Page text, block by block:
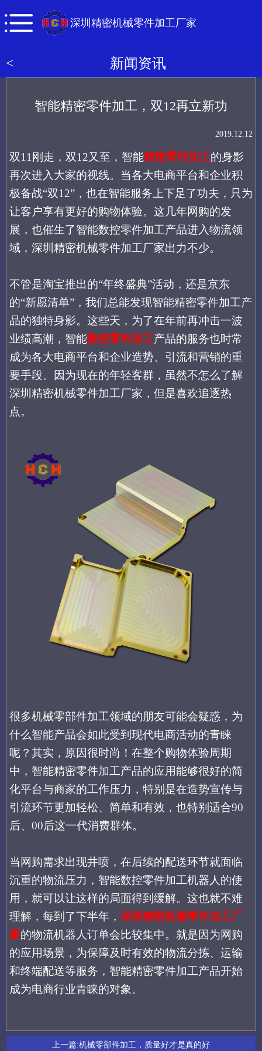
深圳精密机械零件加工厂家
< 新闻资讯
智能精密零件加工，双12再立新功
2019.12.12
双11刚走，双12又至，智能精密零件加工的身影
再次进入大家的视线。当各大电商平台和企业积
极备战“双12”， 也在智能服务上下足了功夫，只为
让客户享有更好的购物体验。这几年网购的发
展，也催生了智能数控零件加工产品进入物流领
域，深圳精密机械零件加工厂家出力不少。
不管是淘宝推出的“年终盛典”活动， 还是京东
的“新愿清单”， 我们总能发现智能精密零件加工产
品的独特身影。这些天，为了在年前再冲击一波
业绩高潮， 智能数控零件加工产品的服务也时常
成为各大电商平台和企业造势、引流和营销的重
要手段。
因为现在的年轻客群，虽然不怎么了解
深圳精密机械零件加工厂家，但是喜欢追逐热
点。
很多机械零部件加工领域的朋友可能会疑惑，为
什么智能产品会如此受到现代电商活动的青睐
呢？其实 ， 原因很时尚 ！ 在整个购物体验周期
中 ， 智能精密零件加工产品的应用能够很好的简
化平台与商家的工作压力， 特别是在造势宣传与
引流环节更加轻松、简单和有效 ，也特别适合90
后、00后这一代消费群体。
当网购需求出现井喷，在后续的配送环节就面临
沉重的物流压力 ， 智能数控零件加工机器人的使
用，就可以让这样的局面得到缓解。这也就不难
理解，每到了下半年， 深圳精密机械零件加工厂
家的物流机器人订单会比较集中。就是因为网购
的应用场景， 为保障及时有效的物流分拣、运输
和终端配送等服务， 智能精密零件加工产品开始
成为电商行业青睐的对象。
上一篇:机械零部件加工，质量好才是真的好